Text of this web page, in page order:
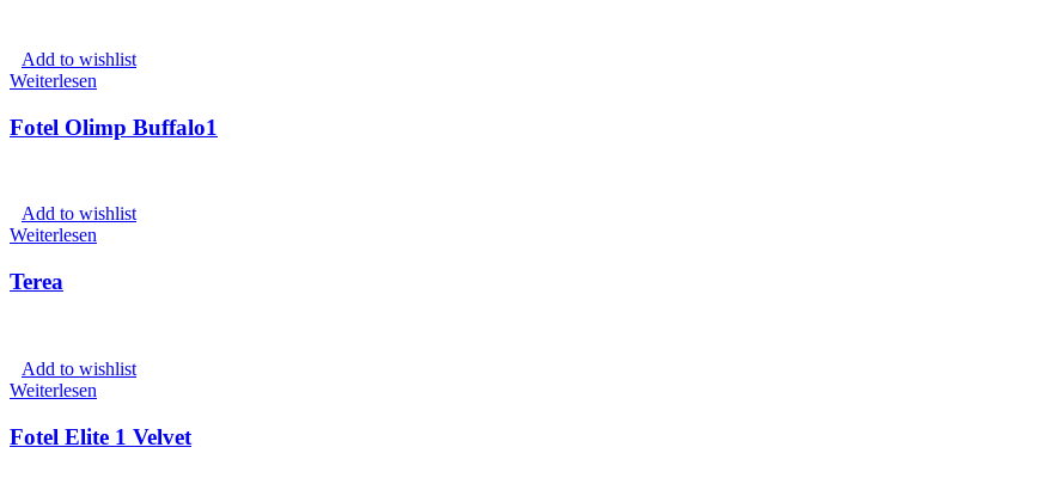
Add to wishlist
Weiterlesen
Fotel Olimp Buffalo1
Add to wishlist
Weiterlesen
Terea
Add to wishlist
Weiterlesen
Fotel Elite 1 Velvet